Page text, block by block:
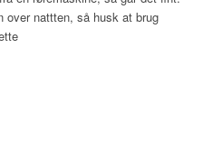
nattten, så husk at brug